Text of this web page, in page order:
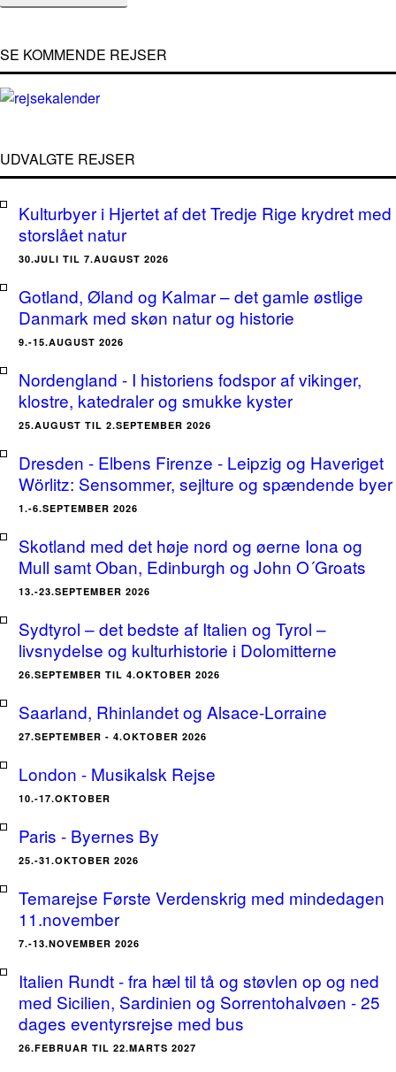
SE KOMMENDE REJSER
UDVALGTE REJSER
Kulturbyer i Hjertet af det Tredje Rige krydret med
storslået natur
30.JULI TIL 7.AUGUST 2026
Gotland, Øland og Kalmar – det gamle østlige
Danmark med skøn natur og historie
9.-15.AUGUST 2026
Nordengland - I historiens fodspor af vikinger,
klostre, katedraler og smukke kyster
25.AUGUST TIL 2.SEPTEMBER 2026
Dresden - Elbens Firenze - Leipzig og Haveriget
Wörlitz: Sensommer, sejlture og spændende byer
1.-6.SEPTEMBER 2026
Skotland med det høje nord og øerne Iona og
Mull samt Oban, Edinburgh og John O´Groats
13.-23.SEPTEMBER 2026
Sydtyrol – det bedste af Italien og Tyrol –
livsnydelse og kulturhistorie i Dolomitterne
26.SEPTEMBER TIL 4.OKTOBER 2026
Saarland, Rhinlandet og Alsace-Lorraine
27.SEPTEMBER - 4.OKTOBER 2026
London - Musikalsk Rejse
10.-17.OKTOBER
Paris - Byernes By
25.-31.OKTOBER 2026
Temarejse Første Verdenskrig med mindedagen
11.november
7.-13.NOVEMBER 2026
Italien Rundt - fra hæl til tå og støvlen op og ned
med Sicilien, Sardinien og Sorrentohalvøen - 25
dages eventyrsrejse med bus
26.FEBRUAR TIL 22.MARTS 2027